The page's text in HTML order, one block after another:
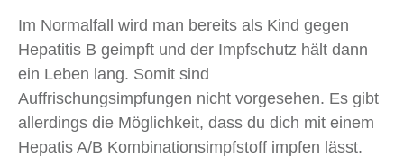
Im Normalfall wird man bereits als Kind gegen
Hepatitis B geimpft und der Impfschutz hält dann
ein Leben lang. Somit sind
Auffrischungsimpfungen nicht vorgesehen. Es gibt
allerdings die Möglichkeit, dass du dich mit einem
Hepatis A/B Kombinationsimpfstoff impfen lässt.